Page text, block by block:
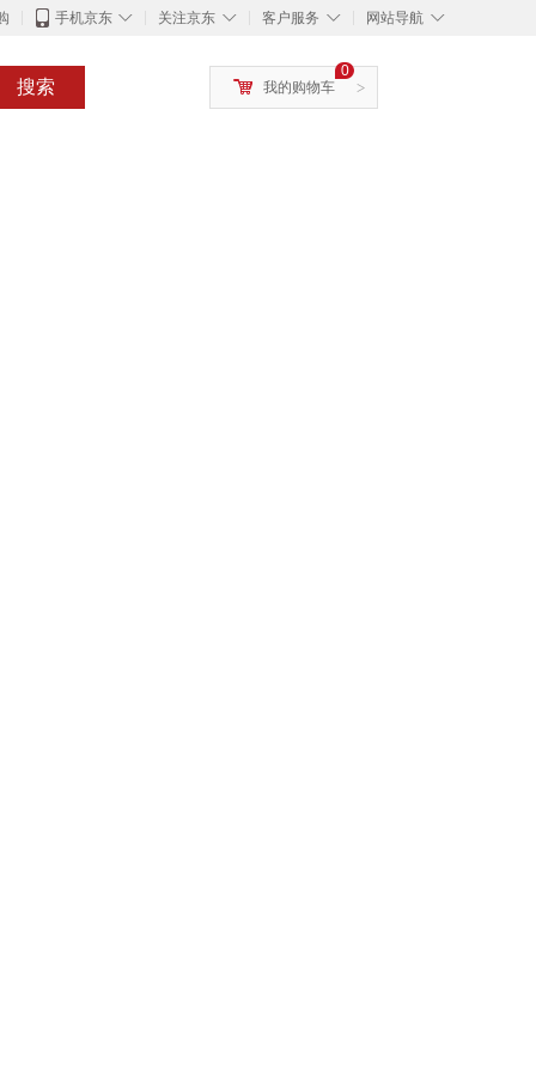
◇
手机京东 ◇
关注京东 ◇
客户服务 ◇
网站导航
搜索 >
0
我的购物车